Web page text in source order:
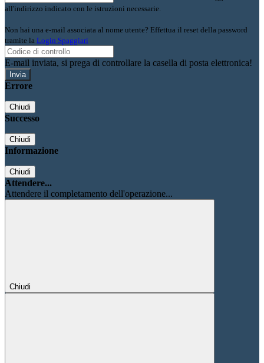
all'indirizzo indicato con le istruzioni necessarie.
Non hai una e-mail associata al nome utente? Effettua il reset della password
tramite la Login Spaggiari
E-mail inviata, si prega di controllare la casella di posta elettronica!
Errore
Chiudi
Successo
Chiudi
Informazione
Chiudi
Attendere...
Attendere il completamento dell'operazione...
Chiudi